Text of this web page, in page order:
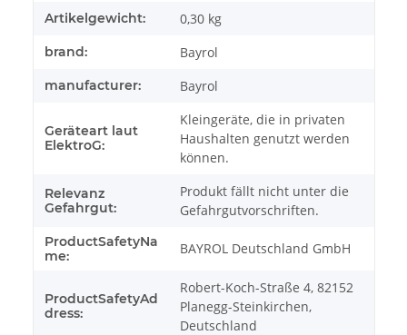
Artikelgewicht: 0,30 kg
brand: Bayrol
manufacturer: Bayrol
Geräteart laut
ElektroG:
Kleingeräte, die in privaten
Haushalten genutzt werden
können.
Relevanz
Gefahrgut:
Produkt fällt nicht unter die
Gefahrgutvorschriften.
ProductSafetyNa
me:
BAYROL Deutschland GmbH
ProductSafetyAd
dress:
Robert-Koch-Straße 4, 82152
Planegg-Steinkirchen,
Deutschland